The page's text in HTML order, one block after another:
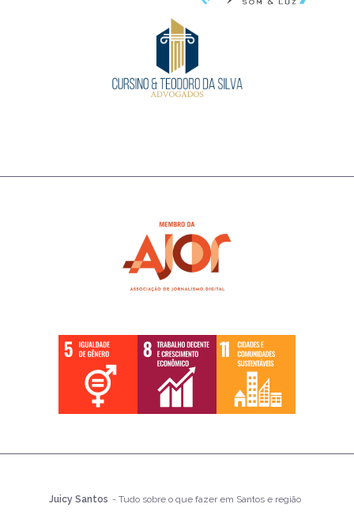
Juicy Santos - Tudo sobre o que fazer em Santos e região